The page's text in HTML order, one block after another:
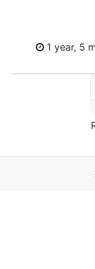
1 year, 5